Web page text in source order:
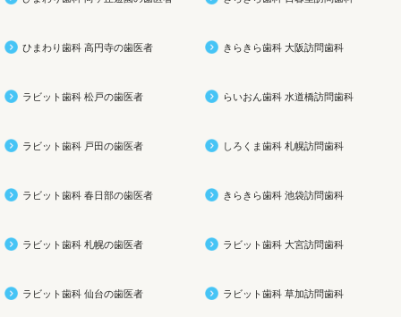
ひまわり歯科 高円寺の歯医者
ラビット歯科 松戸の歯医者
ラビット歯科 戸田の歯医者
ラビット歯科 春日部の歯医者
ラビット歯科 札幌の歯医者
ラビット歯科 仙台の歯医者
きらきら歯科 大阪訪問歯科
らいおん歯科 水道橋訪問歯科
しろくま歯科 札幌訪問歯科
きらきら歯科 池袋訪問歯科
ラビット歯科 大宮訪問歯科
ラビット歯科 草加訪問歯科